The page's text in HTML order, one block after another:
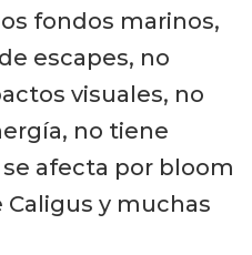
fondos marinos,
escapes, no
visuales, no
no tiene
afecta por bloom
y muchas